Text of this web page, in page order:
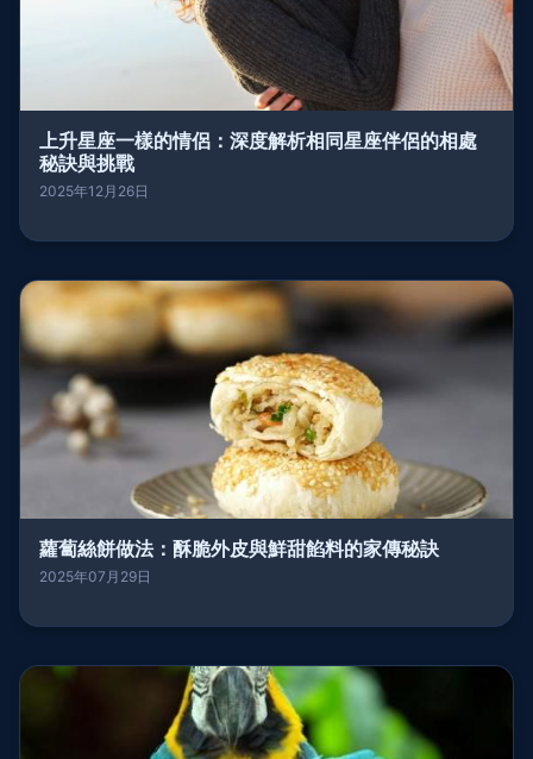
上升星座一樣的情侶：深度解析相同星座伴侶的相處
秘訣與挑戰
2025年12月26日
蘿蔔絲餅做法：酥脆外皮與鮮甜餡料的家傳秘訣
2025年07月29日